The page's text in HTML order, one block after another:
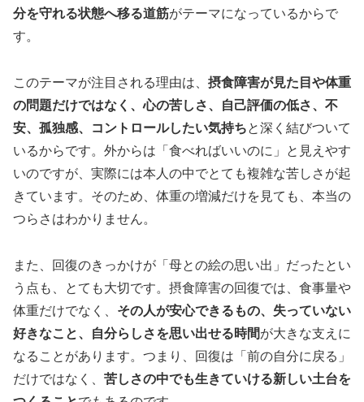
分を守れる状態へ移る道筋がテーマになっているからで
す。
このテーマが注目される理由は、 摂食障害が見た目や体重
の問題だけではなく、心の苦しさ、自己評価の低さ、不
安、孤独感、コントロールしたい気持ちと深く結びついて
いるからです。外からは「食べればいいのに」と見えやす
いのですが、実際には本人の中でとても複雑な苦しさが起
きています。そのため、体重の増減だけを見ても、本当の
つらさはわかりません。
また、回復のきっかけが「母との絵の思い出」だったとい
う点も、とても大切です。摂食障害の回復では、食事量や
体重だけでなく、 その人が安心できるもの、失っていない
好きなこと、自分らしさを思い出せる時間が大きな支えに
なることがあります。つまり、回復は「前の自分に戻る」
だけではなく、 苦しさの中でも生きていける新しい土台を